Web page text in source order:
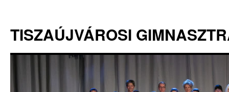
TISZAÚJVÁROSI